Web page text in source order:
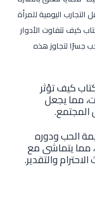
اليومية للمرأة
كيف تتفاوت الأدوار
جسرًا لتجاوز هذه
كيف تؤثر
مما يجعل
المجتمع.
الحب ودوره
مما يتماشى مع
والتقدير.